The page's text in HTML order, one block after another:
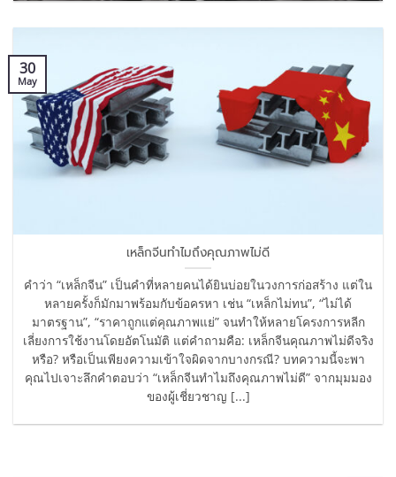
เหล็กจีนทำไมถึงคุณภาพไม่ดี
คำว่า “เหล็กจีน” เป็นคำที่หลายคนได้ยินบ่อยในวงการก่อสร้าง แต่ใน
หลายครั้งก็มักมาพร้อมกับข้อครหา เช่น “เหล็กไม่ทน”, “ไม่ได้
มาตรฐาน”, “ราคาถูกแต่คุณภาพแย่” จนทำให้หลายโครงการหลีก
เลี่ยงการใช้งานโดยอัตโนมัติ แต่คำถามคือ: เหล็กจีนคุณภาพไม่ดีจริง
หรือ? หรือเป็นเพียงความเข้าใจผิดจากบางกรณี? บทความนี้จะพา
คุณไปเจาะลึกคำตอบว่า “เหล็กจีนทำไมถึงคุณภาพไม่ดี” จากมุมมอง
ของผู้เชี่ยวชาญ [...]
30
May